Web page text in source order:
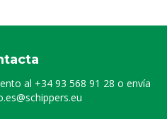
al +34 93 568 91 28 o envía